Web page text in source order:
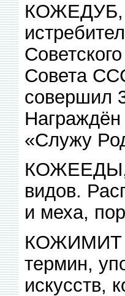
КОЖЕДУБ,
Совета
совершил
«Служу
КОЖЕЕДЫ,
видов.
и меха,
КОЖИМИТ
термин,
искусств,